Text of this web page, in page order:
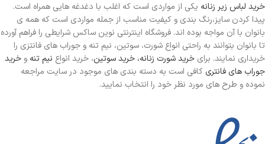
خرید لباس زیر زنانه یکی از مواردی است که اغلب با دغدغه هایی همراه است.
پیدا کردن سایز،رنگ بندی و کیفیت مناسب از جمله مواردی است که همه ی
بانوان با آن مواجه بوده اند. فروشگاه اینترنتی نوین ساکس شرایطی را فراهم آورده
تا بانوان بتوانند به راحتی انواع شورت، سوتین، نیم تنه و جوراب های فانتزی را
خریداری نمایند. برای خرید شورت زنانه، خرید سوتین، خرید انواع نیم تنه و خرید
جوراب های فانتری کافی است به دسته بندی های موجود در سایت مراجعه
نموده و طرح های مورد نظر خود را انتخاب نمایید.